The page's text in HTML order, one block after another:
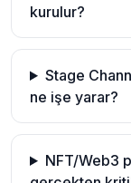
kurulur?
Stage
ne işe yarar?
NFT/Web3